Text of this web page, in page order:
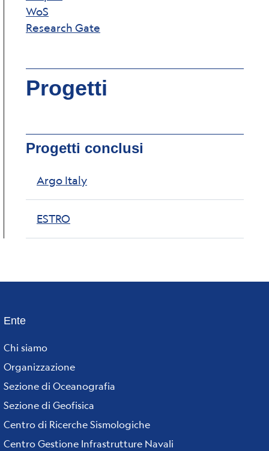
WoS
Research Gate
Progetti
Progetti conclusi
Argo Italy
ESTRO
Footer
menu
Ente
Chi siamo
Organizzazione
Sezione di Oceanografia
Sezione di Geofisica
Centro di Ricerche Sismologiche
Centro Gestione Infrastrutture Navali